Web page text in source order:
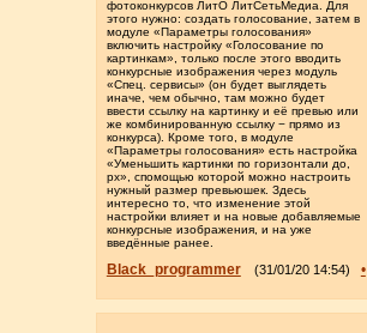
фотоконкурсов ЛитО ЛитСетьМедиа. Для
этого нужно: создать голосование, затем в
модуле «Параметры голосования»
включить настройку «Голосование по
картинкам», только после этого вводить
конкурсные изображения через модуль
«Спец. сервисы» (он будет выглядеть
иначе, чем обычно, там можно будет
ввести ссылку на картинку и её превью или
же комбинированную ссылку − прямо из
конкурса). Кроме того, в модуле
«Параметры голосования» есть настройка
«Уменьшить картинки по горизонтали до,
px», спомощью которой можно настроить
нужный размер превьюшек. Здесь
интересно то, что изменение этой
настройки влияет и на новые добавляемые
конкурсные изображения, и на уже
введённые ранее.
Black_programmer (31/01/20 14:54) •